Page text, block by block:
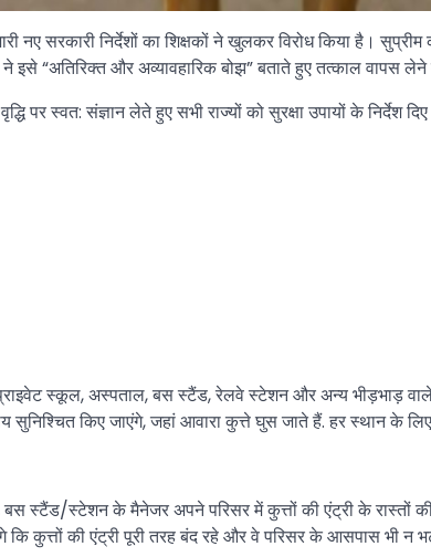
नए सरकारी निर्देशों का शिक्षकों ने खुलकर विरोध किया है।
इसे “अतिरिक्त और अव्यावहारिक बोझ” बताते हुए तत्काल वापस
पर स्वत: संज्ञान लेते हुए सभी राज्यों को सुरक्षा उपायों के निर्देश
स्कूल, अस्पताल, बस स्टैंड, रेलवे स्टेशन और अन्य भीड़भाड़
सुनिश्चित किए जाएंगे, जहां आवारा कुत्ते घुस जाते हैं. हर स्थान के
स्टैंड/स्टेशन के मैनेजर अपने परिसर में कुत्तों की एंट्री के
कि कुत्तों की एंट्री पूरी तरह बंद रहे और वे परिसर के आसपास भी न